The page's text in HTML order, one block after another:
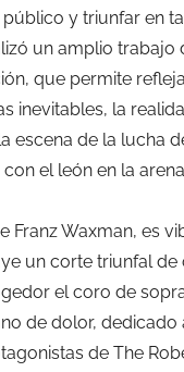
y triunfar en
un amplio trabajo
que permite
inevitables, la
escena de la lucha
el león en la
Franz Waxman, es
un corte triunfal de
el coro de
de dolor, dedicado
de The